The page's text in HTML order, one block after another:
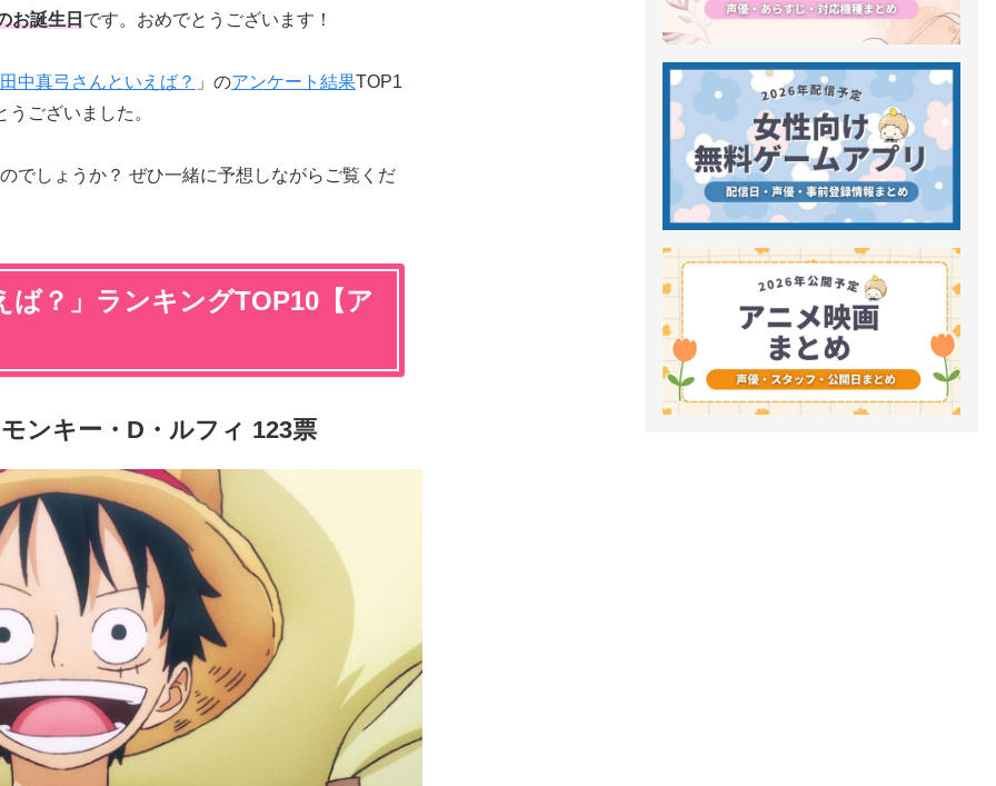
お誕生日です。おめでとうございます！
田中真弓さんといえば？ 」のアンケート結果TOP1
ございました。
でしょうか？ ぜひ一緒に予想しながらご覧くだ
ば？」ランキングTOP10【ア
ンキー・D・ルフィ 123票